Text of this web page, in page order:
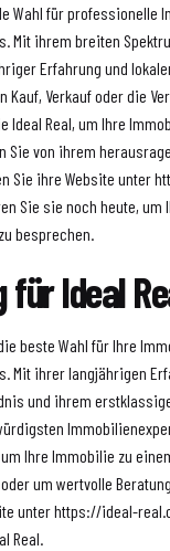
Wahl für professionelle
Mit ihrem breiten
Erfahrung und
Kauf, Verkauf oder die
Ideal Real, um Ihre
von ihrem
Sie ihre Website unter
Sie sie noch heute, um
besprechen.
für Ideal
beste Wahl für Ihre
Mit ihrer langjährigen
und ihrem
um Ihre Immobilie zu
um wertvolle
unter https://ideal-
Real.